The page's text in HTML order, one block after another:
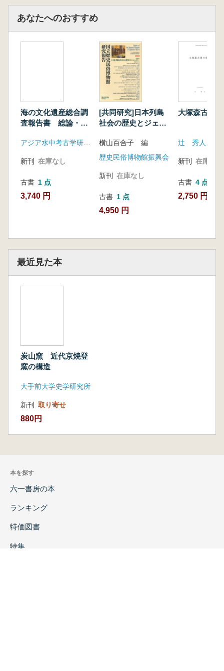
あなたへのおすすめ
海の文化遺産総合調
査報告書 総論・九
新刊 在庫なし
古書 1 点
3,740 円
[共同研究]日本列島
社会の歴史とジェン
横山百合子 編
歴史民俗博物館振興会
新刊 在庫なし
古書 1 点
4,950 円
大塚森古墳
辻 秀人
新刊 在庫なし
古書 4 点
2,750 円~
最近見た本
炭山窯 近代京焼登
窯の構造
大手前大学史学研究所
新刊 取り寄せ
880円
本を探す
六一書房の本
ランキング
特価図書
特集